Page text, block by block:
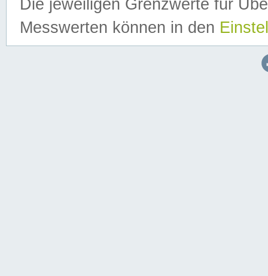
Die jeweiligen Grenzwerte für
Messwerten können in den